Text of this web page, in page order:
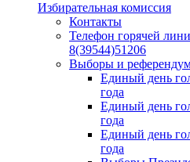
Избирательная комиссия
Контакты
Телефон горячей
8(39544)51206
Выборы и
Единый день
года
Единый день
года
Единый день
года